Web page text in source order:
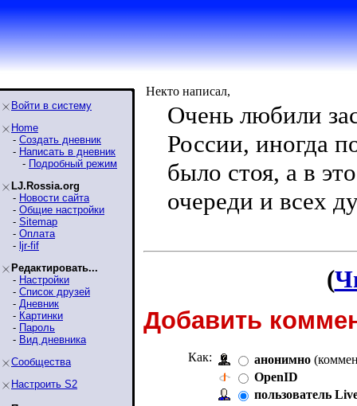
Войти в систему
Home
- Создать дневник
- Написать в дневник
- Подробный режим
LJ.Rossia.org
- Новости сайта
- Общие настройки
- Sitemap
- Оплата
- ljr-fif
Редактировать...
- Настройки
- Список друзей
- Дневник
- Картинки
- Пароль
- Вид дневника
Сообщества
Настроить S2
Некто написал,
Очень любили
России, иногда
было стоя, а в
очереди и всех
(
Добавить
Как: анонимно
OpenID
пользователь